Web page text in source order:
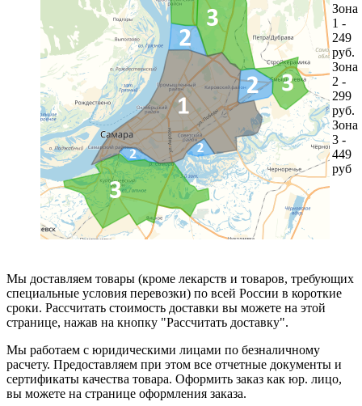
Зона
1 -
249
руб.
Зона
2 -
299
руб.
Зона
3 -
449
руб
Мы доставляем товары (кроме лекарств и товаров, требующих
специальные условия перевозки) по всей России в короткие
сроки. Рассчитать стоимость доставки вы можете на этой
странице, нажав на кнопку "Рассчитать доставку".
Мы работаем с юридическими лицами по безналичному
расчету. Предоставляем при этом все отчетные документы и
сертификаты качества товара. Оформить заказ как юр. лицо,
вы можете на странице оформления заказа.